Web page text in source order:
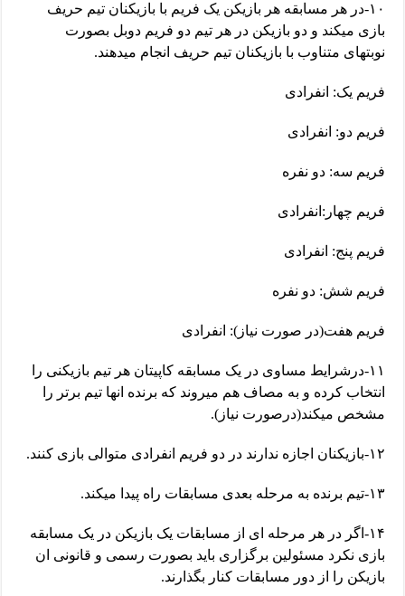
۱۰-در هر مسابقه هر بازیکن یک فریم با بازیکنان تیم حریف
بازی میکند و دو بازیکن در هر تیم دو فریم دوبل بصورت
نوبتهای متناوب با بازیکنان تیم حریف انجام میدهند.
فریم یک: انفرادی
فریم دو: انفرادی
فریم سه: دو نفره
فریم چهار:انفرادی
فریم پنج: انفرادی
فریم شش: دو نفره
فریم هفت(در صورت نیاز): انفرادی
۱۱-درشرایط مساوی در یک مسابقه کاپیتان هر تیم بازیکنی را
انتخاب کرده و به مصاف هم میروند که برنده انها تیم برتر را
مشخص میکند(درصورت نیاز).
۱۲-بازیکنان اجازه ندارند در دو فریم انفرادی متوالی بازی کنند.
۱۳-تیم برنده به مرحله بعدی مسابقات راه پیدا میکند.
۱۴-اگر در هر مرحله ای از مسابقات یک بازیکن در یک مسابقه
بازی نکرد مسئولین برگزاری باید بصورت رسمی و قانونی ان
بازیکن را از دور مسابقات کنار بگذارند.